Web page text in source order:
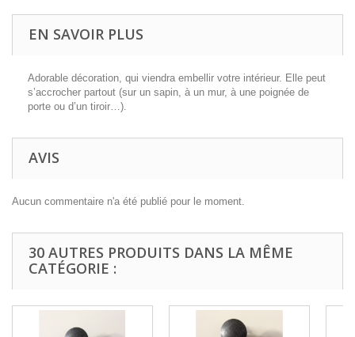
EN SAVOIR PLUS
Adorable décoration, qui viendra embellir votre intérieur. Elle peut
s’accrocher partout (sur un sapin, à un mur, à une poignée de
porte ou d’un tiroir…).
AVIS
Aucun commentaire n'a été publié pour le moment.
30 AUTRES PRODUITS DANS LA MÊME
CATÉGORIE :